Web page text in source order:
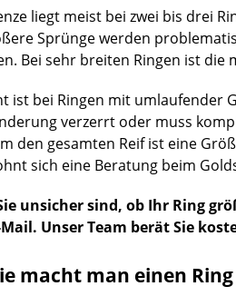
liegt meist bei zwei bis drei
Sprünge werden
Bei sehr breiten Ringen ist
ist bei Ringen mit umlaufender
verzerrt oder muss
den gesamten Reif ist eine
sich eine Beratung beim
unsicher sind, ob Ihr Ring
Unser Team berät Sie
macht man einen